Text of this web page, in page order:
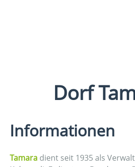
Dorf
Informationen
Tamara dient seit 1935 als